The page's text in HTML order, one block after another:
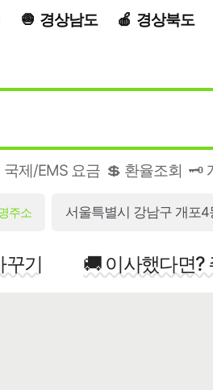
경상남도 경상북도
국제/EMS 요금 💲 환율조회 🗝️
주소 서울특별시 강남구 개포
기 🚚 이사했다면?